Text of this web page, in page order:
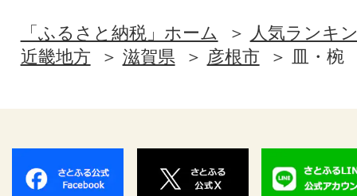
「ふるさと納税」ホーム
人気ランキ
近畿地方
滋賀県 彦根市 皿・椀